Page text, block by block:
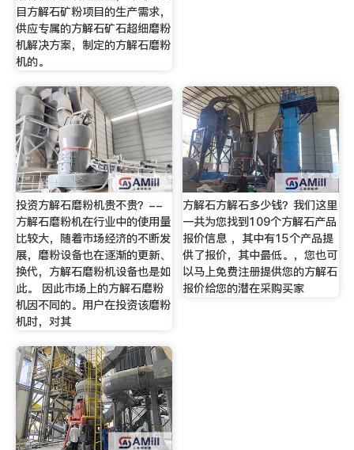
目方解石矿粉项目的生产需求，
供应专属的方解石矿石超细磨粉
机解决方案，制定的方解石磨粉
机的。
投资方解石磨粉机贵不贵？--
方解石磨粉机在行业中的使用量
比较大，随着市场经济的不断发
展，磨粉设备也在逐渐的更新、
换代，方解石磨粉机设备也是如
此。 因此市场上的方解石磨粉
机因不同的。用户在投资该磨粉
机时，对其
方解石方解石多少钱？我们这里
一共为您找到109个方解石产品
报价信息 ，其中有15个产品提
供了报价，其中最低。，您也可
以马上免费注册提供您的方解石
报价给您的潜在采购买家